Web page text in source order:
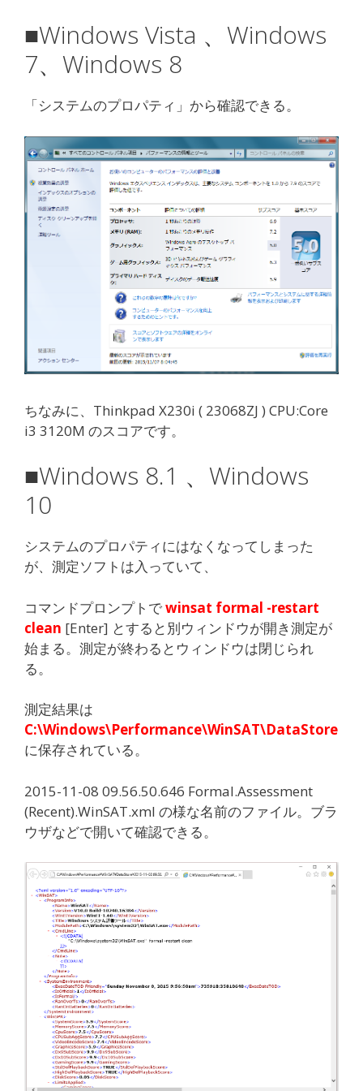
■Windows Vista 、Windows
7、Windows 8
「システムのプロパティ」から確認できる。
ちなみに、Thinkpad X230i ( 23068ZJ ) CPU:Core
i3 3120M のスコアです。
■Windows 8.1 、Windows
10
システムのプロパティにはなくなってしまった
が、測定ソフトは入っていて、
コマンドプロンプトでwinsat formal -restart
clean [Enter] とすると別ウィンドウが開き測定が
始まる。測定が終わるとウィンドウは閉じられ
る。
測定結果は
C:\Windows\Performance\WinSAT\DataStore
に保存されている。
2015-11-08 09.56.50.646 Formal.Assessment
(Recent).WinSAT.xml の様な名前のファイル。ブラ
ウザなどで開いて確認できる。